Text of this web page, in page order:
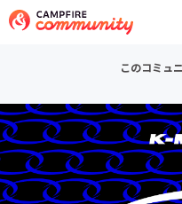
このコミュ